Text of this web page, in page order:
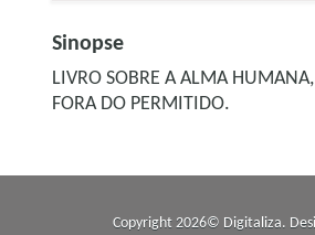
Sinopse
LIVRO SOBRE A ALMA
FORA DO PERMITIDO.
Copyright 2026© Digitaliza.